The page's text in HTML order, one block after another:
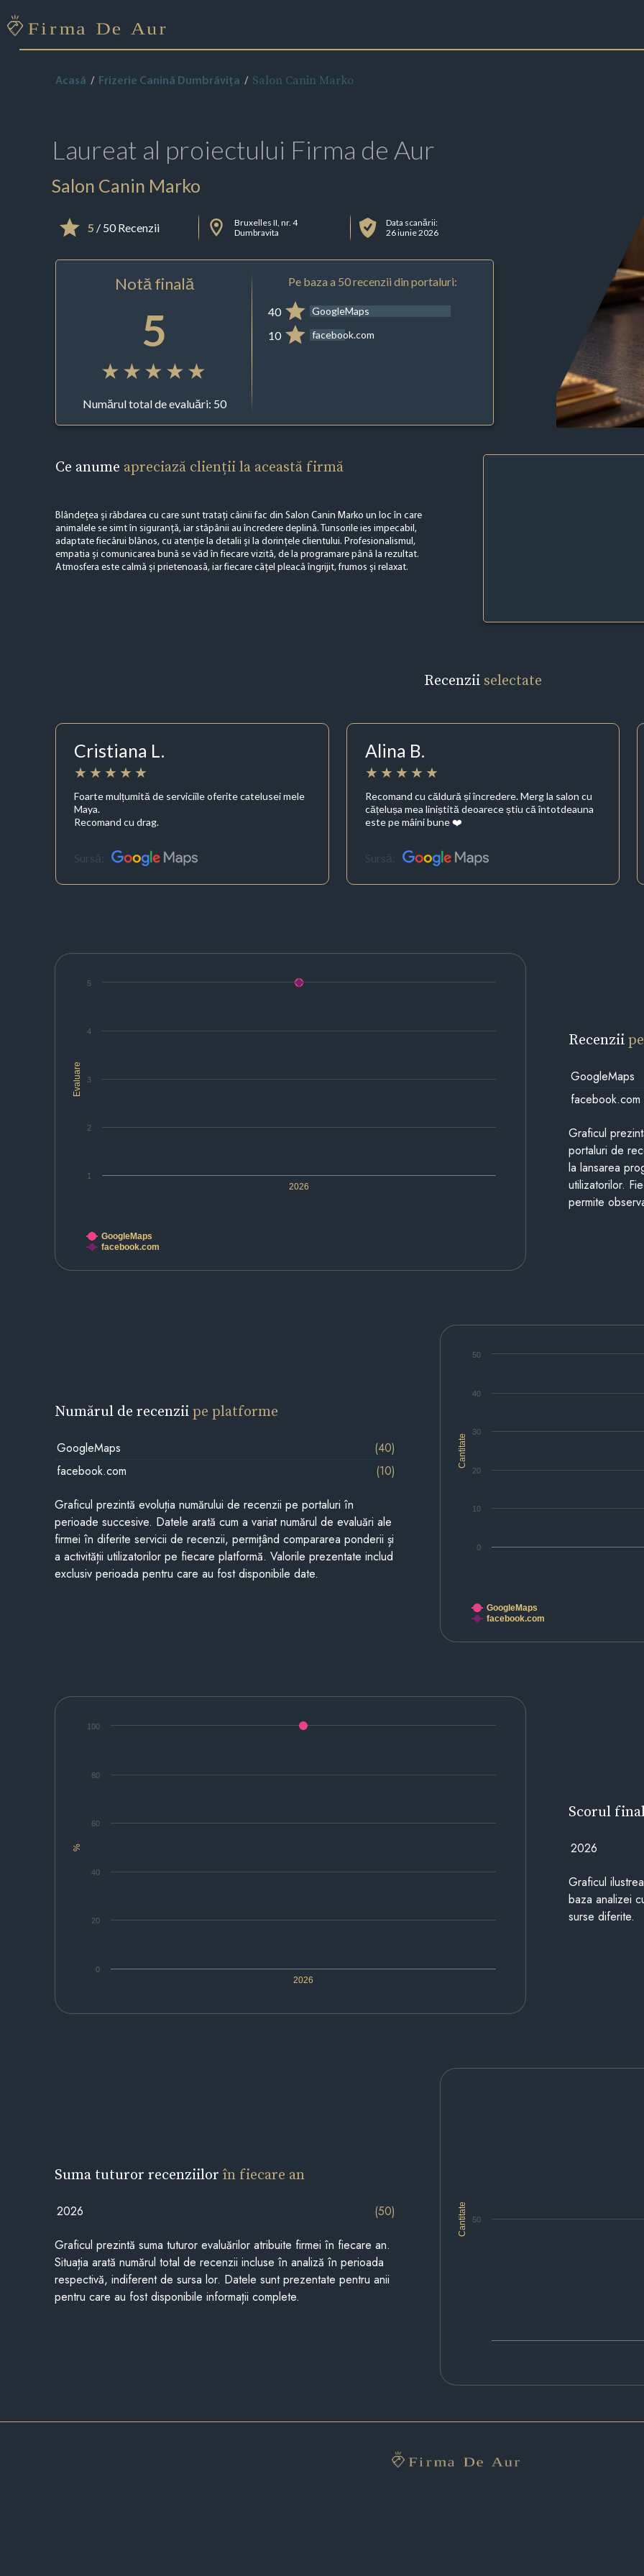
Acasă Frizerie Canină Dumbrăviţa Salon Canin Marko
Laureat al proiectului Firma de Aur
Salon Canin Marko
5 / 50 Recenzii
Bruxelles II, nr. 4
Dumbravita
Data scanării:
26 iunie 2026
Notă finală
5
Numărul total de evaluări: 50
Pe baza a 50 recenzii din portaluri:
40 GoogleMaps
10 facebook.com
Ce anume apreciază clienții la această firmă
Blândețea și răbdarea cu care sunt tratați câinii fac din Salon Canin Marko un loc în care
animalele se simt în siguranță, iar stăpânii au încredere deplină. Tunsorile ies impecabil,
adaptate fiecărui blănos, cu atenție la detalii și la dorințele clientului. Profesionalismul,
empatia și comunicarea bună se văd în fiecare vizită, de la programare până la rezultat.
Atmosfera este calmă și prietenoasă, iar fiecare cățel pleacă îngrijit, frumos și relaxat.
Recenzii selectate
Cristiana L.
Foarte mulțumită de serviciile oferite catelusei mele
Maya.
Recomand cu drag.
Sursă:
Alina B.
Recomand cu căldură și încredere. Merg la salon cu
cățelușa mea liniștită deoarece știu că întotdeauna
este pe mâini bune ❤️
Sursă:
Evaluare
2026
1
2
3
4
5
GoogleMaps
facebook.com
Recenzii
GoogleMaps
facebook.com
Graficul
portaluri de
la lansarea
utilizatorilor.
permite
Cantitate
10
20
30
40
0
50
GoogleMaps
facebook.com
Numărul de recenziipe platforme
GoogleMaps
(40)
facebook.com
(10)
Graficul prezintă evoluția numărului de recenzii pe portaluri în
perioade succesive. Datele arată cum a variat numărul de evaluări ale
firmei în diferite servicii de recenzii, permițând compararea ponderii și
a activității utilizatorilor pe fiecare platformă. Valorile prezentate includ
exclusiv perioada pentru care au fost disponibile date.
%
2026
0
20
40
60
80
100
Scorul
2026
Graficul
baza analizei
surse diferite.
Cantitate 50
Suma tuturor recenziilorîn fiecare an
2026 (50)
Graficul prezintă suma tuturor evaluărilor atribuite firmei în fiecare an.
Situația arată numărul total de recenzii incluse în analiză în perioada
respectivă, indiferent de sursa lor. Datele sunt prezentate pentru anii
pentru care au fost disponibile informații complete.